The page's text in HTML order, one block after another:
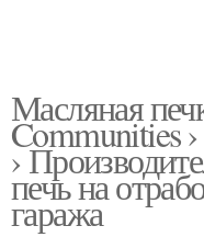
Масляная
Communities
›
печь на
гаража